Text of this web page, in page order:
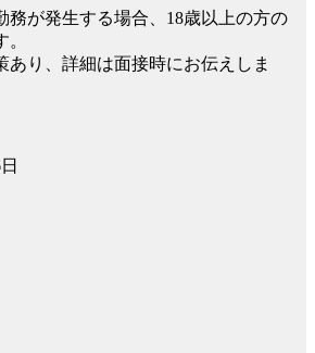
務が発生する場合、18歳以上の方の
あり、詳細は面接時にお伝えしま